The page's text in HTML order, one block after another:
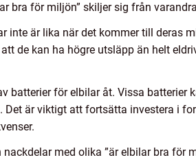
bra för miljön” skiljer sig från varandra
inte är lika när det kommer till deras
de kan ha högre utsläpp än helt
batterier för elbilar åt. Vissa batterier
Det är viktigt att fortsätta investera i
med olika ”är elbilar bra för